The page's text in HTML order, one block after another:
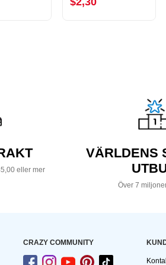
eller mer
VÄRLDENS
Över 7
CRAZY COMMUNITY